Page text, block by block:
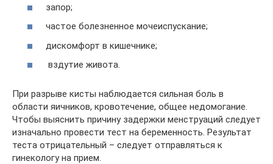
запор;
частое болезненное мочеиспускание;
дискомфорт в кишечнике;
вздутие живота.
При разрыве кисты наблюдается сильная боль в
области яичников, кровотечение, общее недомогание.
Чтобы выяснить причину задержки менструаций следует
изначально провести тест на беременность. Результат
теста отрицательный – следует отправляться к
гинекологу на прием.